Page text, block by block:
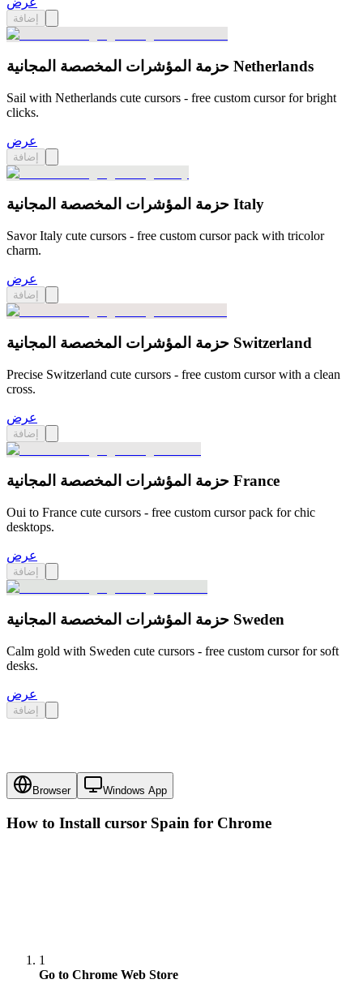
إضافة
حزمة المؤشرات المخصصة المجانية Netherlands
Sail with Netherlands cute cursors - free custom cursor for bright
clicks.
عرض
إضافة
حزمة المؤشرات المخصصة المجانية Italy
Savor Italy cute cursors - free custom cursor pack with tricolor
charm.
عرض
إضافة
حزمة المؤشرات المخصصة المجانية Switzerland
Precise Switzerland cute cursors - free custom cursor with a clean
cross.
عرض
إضافة
حزمة المؤشرات المخصصة المجانية France
Oui to France cute cursors - free custom cursor pack for chic
desktops.
عرض
إضافة
حزمة المؤشرات المخصصة المجانية Sweden
Calm gold with Sweden cute cursors - free custom cursor for soft
desks.
عرض
إضافة
Browser Windows App
How to Install cursor Spain for Chrome
1
Go to Chrome Web Store